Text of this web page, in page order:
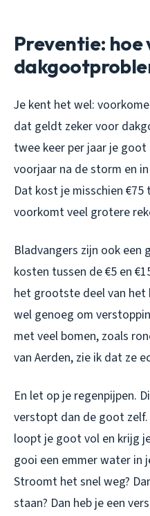
Preventie: hoe
Je kent het wel:
dat geldt zeker voor
twee keer per jaar je
voorjaar na de storm en
Dat kost je misschien
voorkomt veel grotere
Bladvangers zijn ook een
kosten tussen de €5 en
het grootste deel van het
wel genoeg om
met veel bomen, zoals
van Aerden, zie ik dat ze
En let op je regenpijpen.
verstopt dan de goot
loopt je goot vol en krijg
gooi een emmer water in
Stroomt het snel weg?
staan? Dan heb je een